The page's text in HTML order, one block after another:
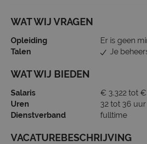
WAT WIJ VRAGEN
Opleiding
Er is geen
Talen
Je
WAT WIJ BIEDEN
Salaris
€ 3.322 tot €
Uren
32 tot 36
Dienstverband
fulltime
VACATUREBESCHRIJVING